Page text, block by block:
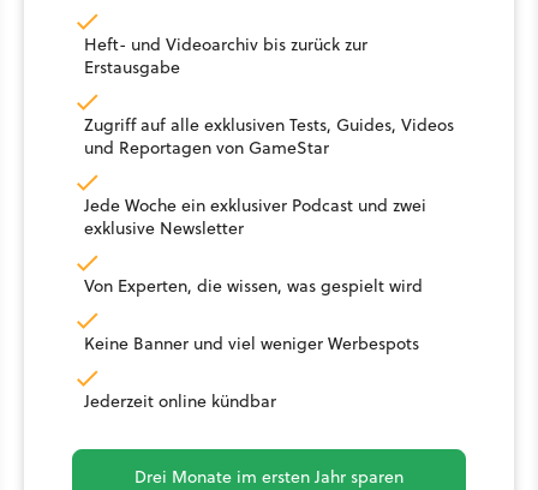
Heft- und Videoarchiv bis zurück zur
Erstausgabe
Zugriff auf alle exklusiven Tests, Guides, Videos
und Reportagen von GameStar
Jede Woche ein exklusiver Podcast und zwei
exklusive Newsletter
Von Experten, die wissen, was gespielt wird
Keine Banner und viel weniger Werbespots
Jederzeit online kündbar
Drei Monate im ersten Jahr sparen